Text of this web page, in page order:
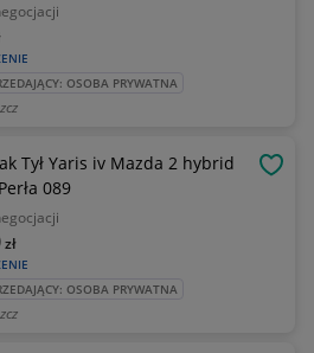
OSOBA PRYWATNA
Tył Yaris iv Mazda 2 hybrid
089
zł
OSOBA PRYWATNA